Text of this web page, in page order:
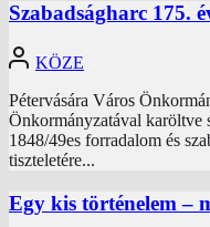
Szabadságharc 175.
KÖZE
Pétervására Város
Önkormányzatával karöltve
1848/49es forradalom és
tiszteletére...
Egy kis történelem –